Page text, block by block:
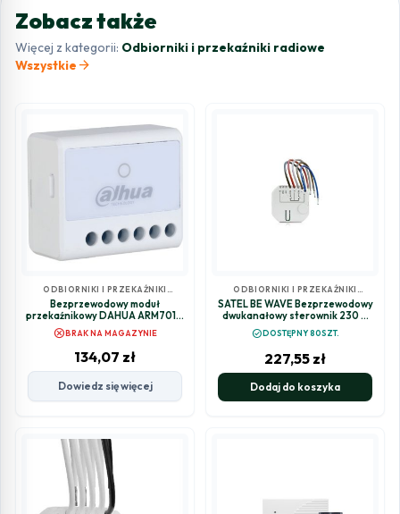
Zobacz także
Więcej z kategorii: Odbiorniki i przekaźniki radiowe
Wszystkie arrow_forward
ODBIORNIKI I PRZEKAŹNIKI
RADIOWE
Bezprzewodowy moduł
przekaźnikowy DAHUA ARM7011-
W2(868)
cancelBRAK NA MAGAZYNIE
134,07 zł
Dowiedz się więcej
ODBIORNIKI I PRZEKAŹNIKI
RADIOWE
SATEL BE WAVE Bezprzewodowy
dwukanałowy sterownik 230 V
AC, dopuszkowy Smart CH Relay
ASW-210 ABAX2
check_circleDOSTĘPNY 80SZT.
227,55 zł
Dodaj do koszyka